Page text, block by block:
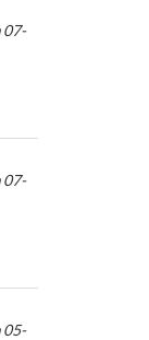
07-
07-
05-